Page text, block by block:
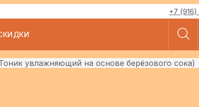
+7
увлажняющий на основе берёзового сока)